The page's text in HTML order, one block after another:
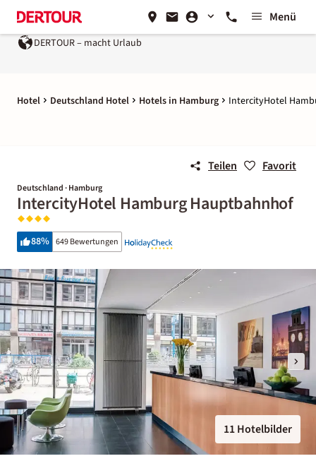
Menü
DERTOUR – macht Urlaub
Hotel Deutschland Hotel Hotels in Hamburg IntercityHotel
Teilen Favorit
Deutschland · Hamburg
IntercityHotel Hamburg Hauptbahnhof
88% 649 Bewertungen
11 Hotelbilder